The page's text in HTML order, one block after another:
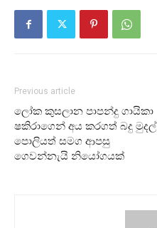
Previous article
ලෝක කුසලාන පාපන්දු ගායිකා
ෂකිරාගෙන් අය කරගත් බදු මුදල්
පොලියත් සමග ආපසු
ගෙවන්නැයි නියෝගයක්